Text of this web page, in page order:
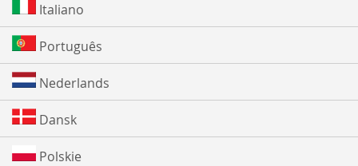
Italiano
Português
Nederlands
Dansk
Polskie